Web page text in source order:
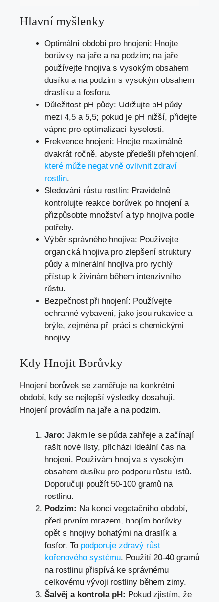
Hlavní myšlenky
Optimální období pro hnojení: Hnojte
borůvky na jaře a na podzim; na jaře
používejte hnojiva s vysokým obsahem
dusíku a na podzim s vysokým obsahem
draslíku a fosforu.
Důležitost pH půdy: Udržujte pH půdy
mezi 4,5 a 5,5; pokud je pH nižší, přidejte
vápno pro optimalizaci kyselosti.
Frekvence hnojení: Hnojte maximálně
dvakrát ročně, abyste předešli přehnojení,
které může negativně ovlivnit zdraví
rostlin.
Sledování růstu rostlin: Pravidelně
kontrolujte reakce borůvek po hnojení a
přizpůsobte množství a typ hnojiva podle
potřeby.
Výběr správného hnojiva: Používejte
organická hnojiva pro zlepšení struktury
půdy a minerální hnojiva pro rychlý
přístup k živinám během intenzivního
růstu.
Bezpečnost při hnojení: Používejte
ochranné vybavení, jako jsou rukavice a
brýle, zejména při práci s chemickými
hnojivy.
Kdy Hnojit Borůvky
Hnojení borůvek se zaměřuje na konkrétní
období, kdy se nejlepší výsledky dosahují.
Hnojení provádím na jaře a na podzim.
Jaro: Jakmile se půda zahřeje a začínají
rašit nové listy, přichází ideální čas na
hnojení. Používám hnojiva s vysokým
obsahem dusíku pro podporu růstu listů.
Doporučuji použít 50-100 gramů na
rostlinu.
Podzim: Na konci vegetačního období,
před prvním mrazem, hnojím borůvky
opět s hnojivy bohatými na draslík a
fosfor. To podporuje zdravý růst
kořenového systému. Použití 20-40 gramů
na rostlinu přispívá ke správnému
celkovému vývoji rostliny během zimy.
Šalvěj a kontrola pH: Pokud zjistím, že